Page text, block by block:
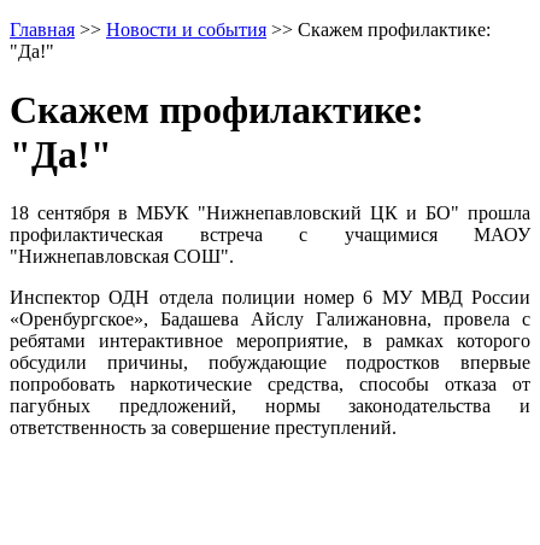
Главная >> Новости и события >> Скажем профилактике:
"Да!"
Скажем профилактике:
"Да!"
18 сентября в МБУК "Нижнепавловский ЦК и БО" прошла
профилактическая встреча с учащимися МАОУ
"Нижнепавловская СОШ".
Инспектор ОДН отдела полиции номер 6 МУ МВД России
«Оренбургское», Бадашева Айслу Галижановна, провела с
ребятами интерактивное мероприятие, в рамках которого
обсудили причины, побуждающие подростков впервые
попробовать наркотические средства, способы отказа от
пагубных предложений, нормы законодательства и
ответственность за совершение преступлений.